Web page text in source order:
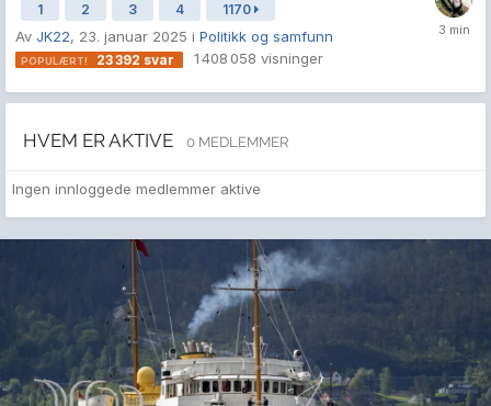
1 2 3 4 1170
Av JK22, 23. januar 2025 i Politikk og samfunn
23 392 svar 1 408 058 visninger
HVEM ER AKTIVE 0 MEDLEMMER
Ingen innloggede medlemmer aktive